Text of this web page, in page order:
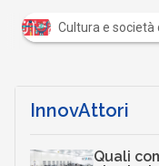
Cultura e società
InnovAttori
Quali